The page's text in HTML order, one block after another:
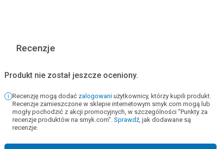
Recenzje
Produkt nie został jeszcze oceniony.
Recenzję mogą dodać zalogowani użytkownicy, którzy kupili produkt.
Recenzje zamieszczone w sklepie internetowym smyk.com mogą lub
mogły pochodzić z akcji promocyjnych, w szczególności "Punkty za
recenzje produktów na smyk.com". Sprawdź, jak dodawane są
recenzje.